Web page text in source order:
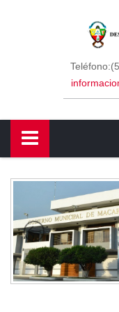
Sidebar
Concejo
Departamentos
Contáctenos
Macará
Cantón
Himno a Macará
Símbolos Patrios